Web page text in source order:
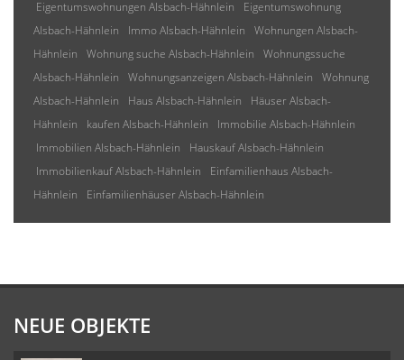
Eigentumswohnungen Alsbach-Hähnlein
Eigentumswohnung
Alsbach-Hähnlein
Immo Alsbach-Hähnlein
Wohnungen Alsbach-
Hähnlein
Wohnung suche Alsbach-Hähnlein
Wohnungssuche
Alsbach-Hähnlein
Wohnungsanzeigen Alsbach-Hähnlein
Wohnung
Alsbach-Hähnlein
Haus Alsbach-Hähnlein
Häuser Alsbach-
Hähnlein
kaufen Alsbach-Hähnlein
Immobilie Alsbach-Hähnlein
Immobilien Alsbach-Hähnlein
Hauskauf Alsbach-Hähnlein
Immobilienkauf Alsbach-Hähnlein
Einfamilienhaus Alsbach-
Hähnlein
Einfamilienhäuser Alsbach-Hähnlein
NEUE OBJEKTE